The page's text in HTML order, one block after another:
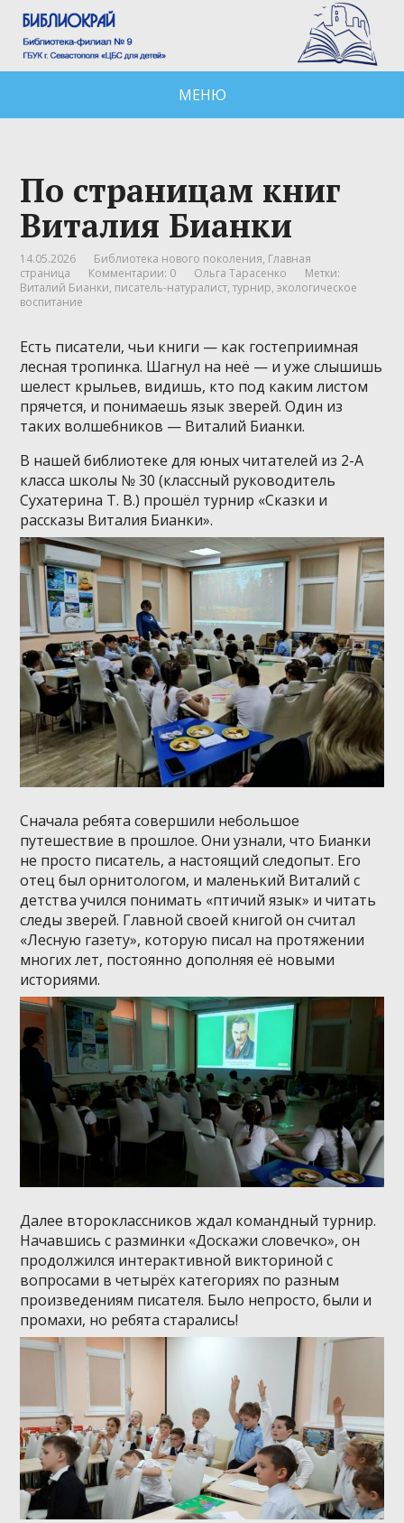
МЕНЮ
По страницам книг
Виталия Бианки
14.05.2026 Библиотека нового поколения, Главная
страница
Комментарии: 0 Ольга Тарасенко
Метки:
Виталий Бианки, писатель-натуралист,турнир,экологическое
воспитание
Есть писатели, чьи книги — как гостеприимная
лесная тропинка. Шагнул на неё — и уже слышишь
шелест крыльев, видишь, кто под каким листом
прячется, и понимаешь язык зверей. Один из
таких волшебников — Виталий Бианки.
В нашей библиотеке для юных читателей из 2-А
класса школы № 30 (классный руководитель
Сухатерина Т. В.) прошёл турнир «Сказки и
рассказы Виталия Бианки».
Сначала ребята совершили небольшое
путешествие в прошлое. Они узнали, что Бианки
не просто писатель, а настоящий следопыт. Его
отец был орнитологом, и маленький Виталий с
детства учился понимать «птичий язык» и читать
следы зверей. Главной своей книгой он считал
«Лесную газету», которую писал на протяжении
многих лет, постоянно дополняя её новыми
историями.
Далее второклассников ждал командный турнир.
Начавшись с разминки «Доскажи словечко», он
продолжился интерактивной викториной с
вопросами в четырёх категориях по разным
произведениям писателя. Было непросто, были и
промахи, но ребята старались!